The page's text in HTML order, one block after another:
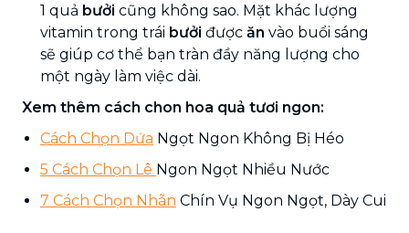
1 quả bưởi cũng không sao. Mặt khác lượng
vitamin trong trái bưởi được ăn vào buổi sáng
sẽ giúp cơ thể bạn tràn đầy năng lượng cho
một ngày làm việc dài.
Xem thêm cách chon hoa quả tươi ngon:
Cách Chọn Dứa Ngọt Ngon Không Bị Héo
5 Cách Chọn Lê Ngon Ngọt Nhiều Nước
7 Cách Chọn Nhãn Chín Vụ Ngon Ngọt, Dày Cui